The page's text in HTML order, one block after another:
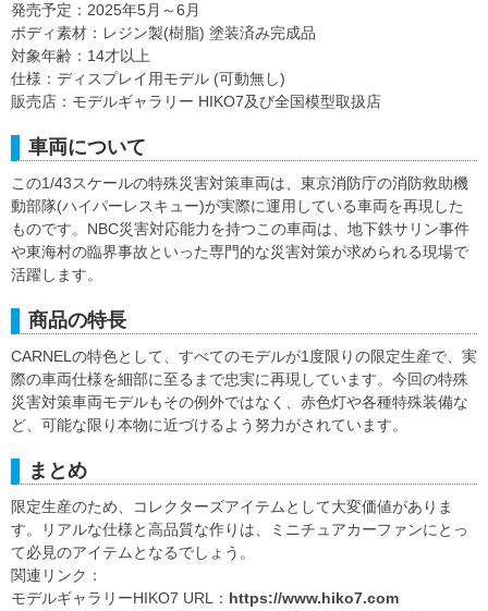
発売予定：2025年5月～6月
ボディ素材：レジン製(樹脂) 塗装済み完成品
対象年齢：14才以上
仕様：ディスプレイ用モデル (可動無し)
販売店：モデルギャラリー HIKO7及び全国模型取扱店
車両について
この1/43スケールの特殊災害対策車両は、東京消防庁の消防救助機
動部隊(ハイパーレスキュー)が実際に運用している車両を再現した
ものです。NBC災害対応能力を持つこの車両は、地下鉄サリン事件
や東海村の臨界事故といった専門的な災害対策が求められる現場で
活躍します。
商品の特長
CARNELの特色として、すべてのモデルが1度限りの限定生産で、実
際の車両仕様を細部に至るまで忠実に再現しています。今回の特殊
災害対策車両モデルもその例外ではなく、赤色灯や各種特殊装備な
ど、可能な限り本物に近づけるよう努力がされています。
まとめ
限定生産のため、コレクターズアイテムとして大変価値がありま
す。リアルな仕様と高品質な作りは、ミニチュアカーファンにとっ
て必見のアイテムとなるでしょう。
関連リンク：
モデルギャラリーHIKO7 URL： https://www.hiko7.com